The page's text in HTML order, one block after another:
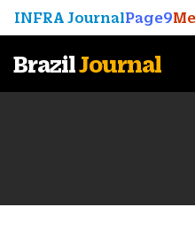
INFRA JournalPage9
BrazilJournal